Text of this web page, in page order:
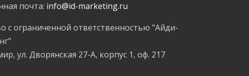
почта: info@id-marketing.ru
с ограниченной ответственностью "Айди-
ул. Дворянская 27-А, корпус 1, оф. 217